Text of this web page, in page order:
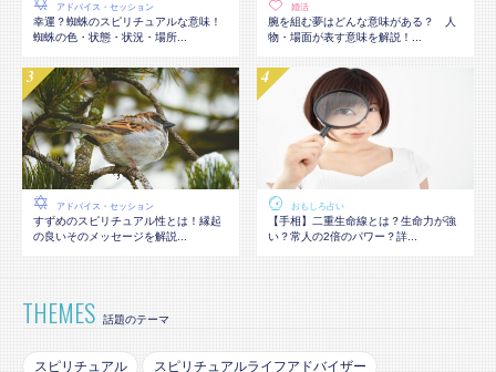
アドバイス・セッション
幸運？蜘蛛のスピリチュアルな意味！
蜘蛛の色・状態・状況・場所...
婚活
腕を組む夢はどんな意味がある？ 人
物・場面が表す意味を解説！...
アドバイス・セッション
すずめのスピリチュアル性とは！縁起
の良いそのメッセージを解説...
おもしろ占い
【手相】二重生命線とは？生命力が強
い？常人の2倍のパワー？詳...
THEMES 話題のテーマ
スピリチュアル スピリチュアルライフアドバイザー